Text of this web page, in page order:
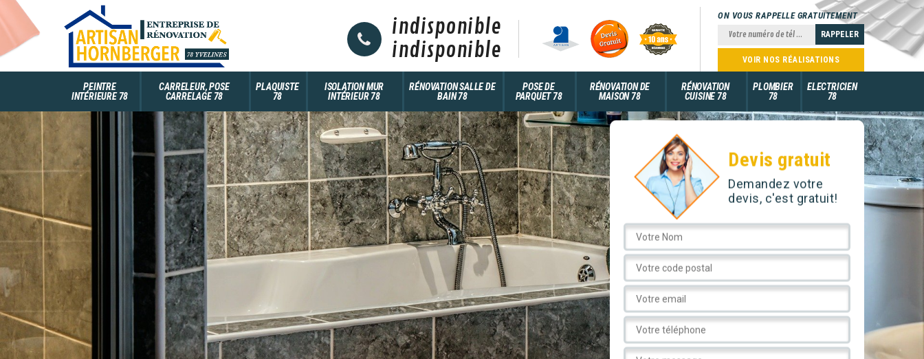
indisponible
indisponible
ON VOUS RAPPELLE GRATUITEMENT
VOIR NOS RÉALISATIONS
PEINTRE
INTÉRIEURE 78
CARRELEUR, POSE
CARRELAGE 78
PLAQUISTE
78
ISOLATION MUR
INTÉRIEUR 78
RÉNOVATION SALLE DE
BAIN 78
POSE DE
PARQUET 78
RÉNOVATION DE
MAISON 78
RÉNOVATION
CUISINE 78
PLOMBIER
78
ELECTRICIEN
78
Devis gratuit
Demandez votre
devis, c'est gratuit!